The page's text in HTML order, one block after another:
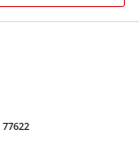
77622